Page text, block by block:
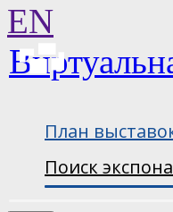
EN
План
Поиск